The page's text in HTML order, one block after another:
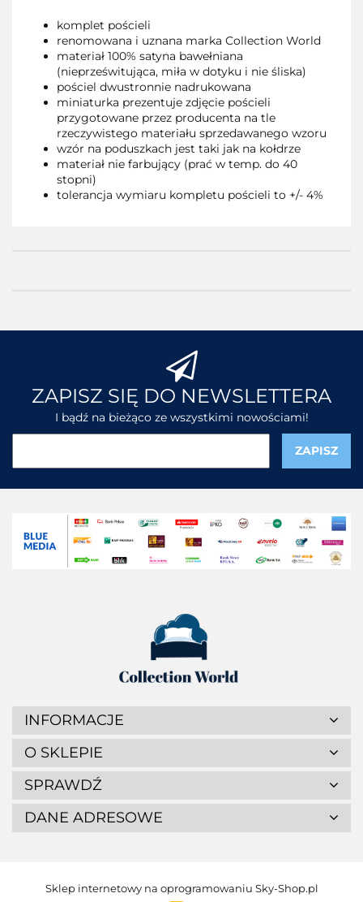
komplet pościeli
renomowana i uznana marka Collection World
materiał 100% satyna bawełniana
(nieprześwitująca, miła w dotyku i nie śliska)
pościel dwustronnie nadrukowana
miniaturka prezentuje zdjęcie pościeli
przygotowane przez producenta na tle
rzeczywistego materiału sprzedawanego wzoru
wzór na poduszkach jest taki jak na kołdrze
materiał nie farbujący (prać w temp. do 40
stopni)
tolerancja wymiaru kompletu pościeli to +/- 4%
ZAPISZ SIĘ DO NEWSLETTERA
I bądź na bieżąco ze wszystkimi nowościami!
INFORMACJE
O SKLEPIE
SPRAWDŹ
DANE ADRESOWE
Sklep internetowy na oprogramowaniu Sky-Shop.pl